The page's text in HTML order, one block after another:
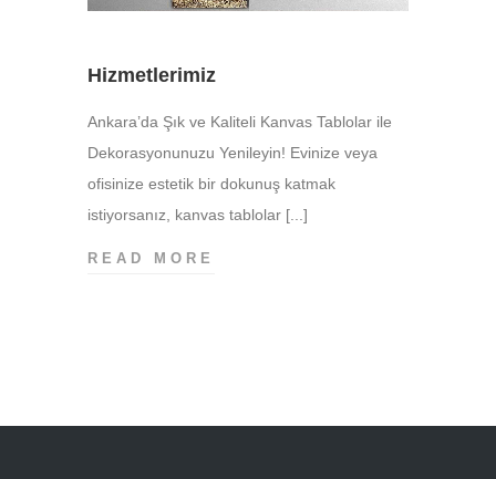
Hizmetlerimiz
Ankara’da Şık ve Kaliteli Kanvas Tablolar ile
Dekorasyonunuzu Yenileyin! Evinize veya
ofisinize estetik bir dokunuş katmak
istiyorsanız, kanvas tablolar [...]
READ MORE